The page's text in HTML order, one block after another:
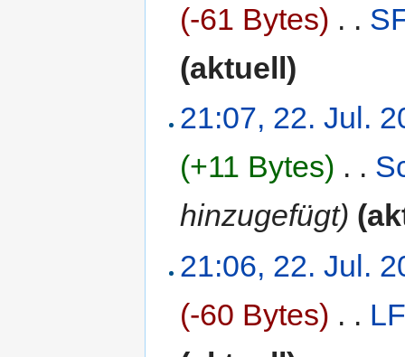
(-61 Bytes) . .
(aktuell)
21:07, 22. Jul.
(+11 Bytes) . .
hinzugefügt)
21:06, 22. Jul.
(-60 Bytes) . .